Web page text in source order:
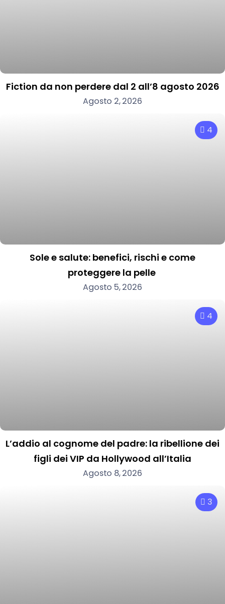
Fiction da non perdere dal 2 all’8 agosto 2026
Agosto 2, 2026
4
Sole e salute: benefici, rischi e come
proteggere la pelle
Agosto 5, 2026
4
L’addio al cognome del padre: la ribellione dei
figli dei VIP da Hollywood all’Italia
Agosto 8, 2026
3